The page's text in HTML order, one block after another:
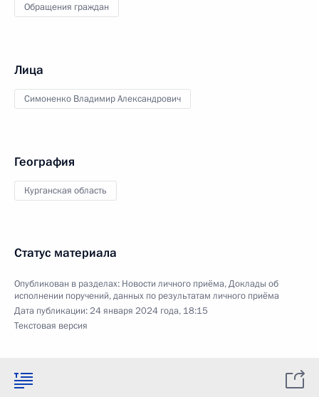
Обращения граждан
Лица
Симоненко Владимир Александрович
География
Курганская область
Статус материала
Опубликован в разделах: Новости личного приёма,Доклады об
исполнении поручений, данных по результатам личного приёма
Дата публикации:24 января 2024 года, 18:15
Текстовая версия